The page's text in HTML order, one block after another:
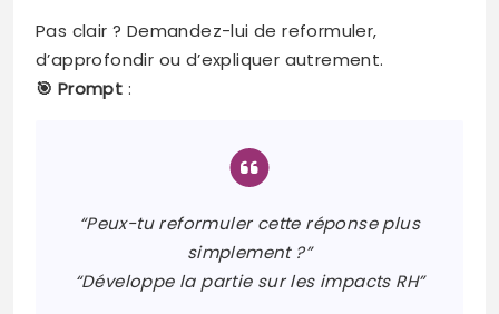
Pas clair ? Demandez-lui de reformuler,
d’approfondir ou d’expliquer autrement.
🎯 Prompt :
“Peux-tu reformuler cette réponse plus
simplement ?”
“Développe la partie sur les impacts RH”